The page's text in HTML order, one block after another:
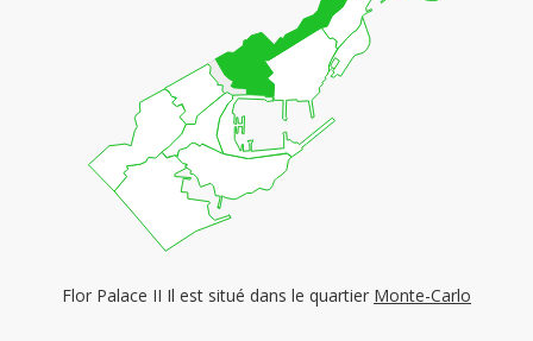
Flor Palace II Il est situé dans le quartier Monte-Carlo